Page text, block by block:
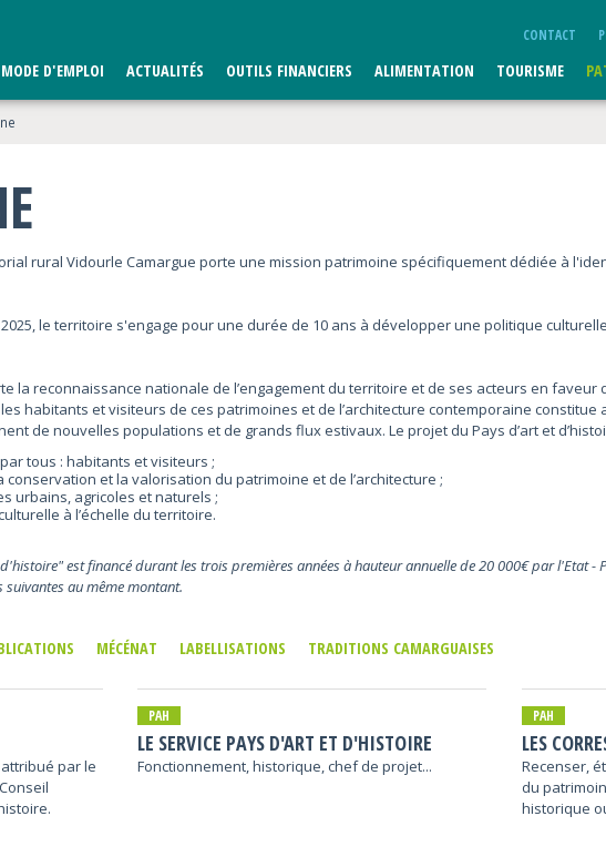
MODE D'EMPLOI ACTUALITÉS OUTILS FINANCIERS ALIMENTATION TOURISME
CONTACT
rural Vidourle Camargue porte une mission patrimoine spécifiquement dédiée à
le territoire s'engage pour une durée de 10 ans à développer une politique
la reconnaissance nationale de l’engagement du territoire et de ses acteurs en
habitants et visiteurs de ces patrimoines et de l’architecture contemporaine constitue
de nouvelles populations et de grands flux estivaux. Le projet du Pays d’art et
tous : habitants et visiteurs ;
conservation et la valorisation du patrimoine et de l’architecture ;
urbains, agricoles et naturels ;
à l’échelle du territoire.
est financé durant les trois premières années à hauteur annuelle de 20 000€ par l'Etat -
au même montant.
MÉCÉNAT LABELLISATIONS TRADITIONS CAMARGUAISES
par le
PAH
LE SERVICE PAYS D'ART ET D'HISTOIRE
Fonctionnement, historique, chef de projet...
PAH
LES
Recenser,
du
historique